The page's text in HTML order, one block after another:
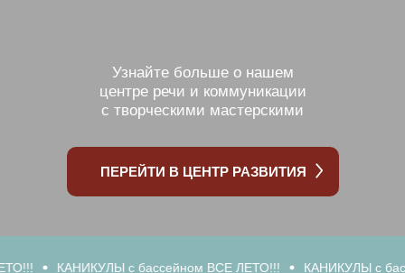
Узнайте больше о нашем
центре речи и коммуникации
с творческими мастерскими
ПЕРЕЙТИ В ЦЕНТР РАЗВИТИЯ
с бассейном ВСЕ ЛЕТО!!! КАНИКУЛЫ с бассейном